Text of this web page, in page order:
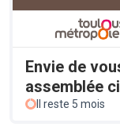
Envie de
assemblée
Il reste 5 mois